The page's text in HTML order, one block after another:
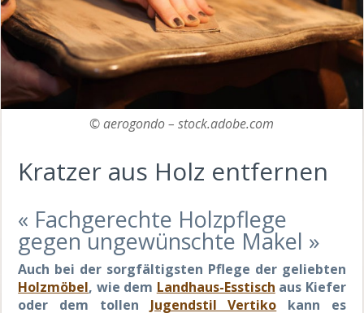
© aerogondo – stock.adobe.com
Kratzer aus Holz entfernen
« Fachgerechte Holzpflege
gegen ungewünschte Makel »
Auch bei der sorgfältigsten Pflege der geliebten
Holzmöbel, wie dem Landhaus-Esstisch aus Kiefer
oder dem tollen Jugendstil Vertiko kann es